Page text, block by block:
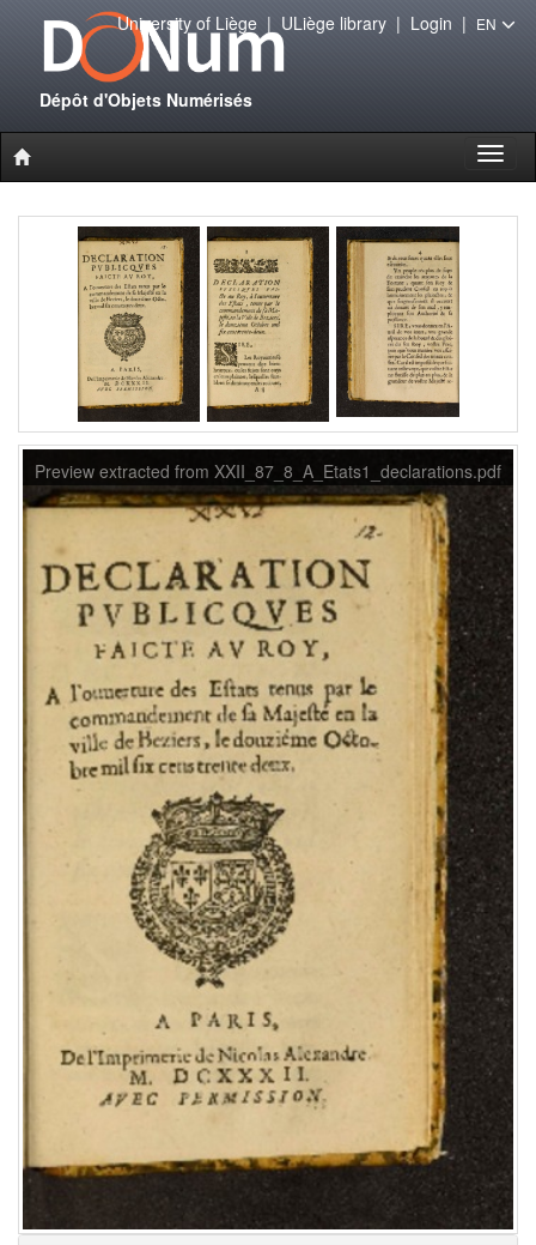
Dépôt d'Objets Numérisés
University of Liège| ULiège library| Login | EN
Preview extracted from XXII_87_8_A_Etats1_declarations.pdf